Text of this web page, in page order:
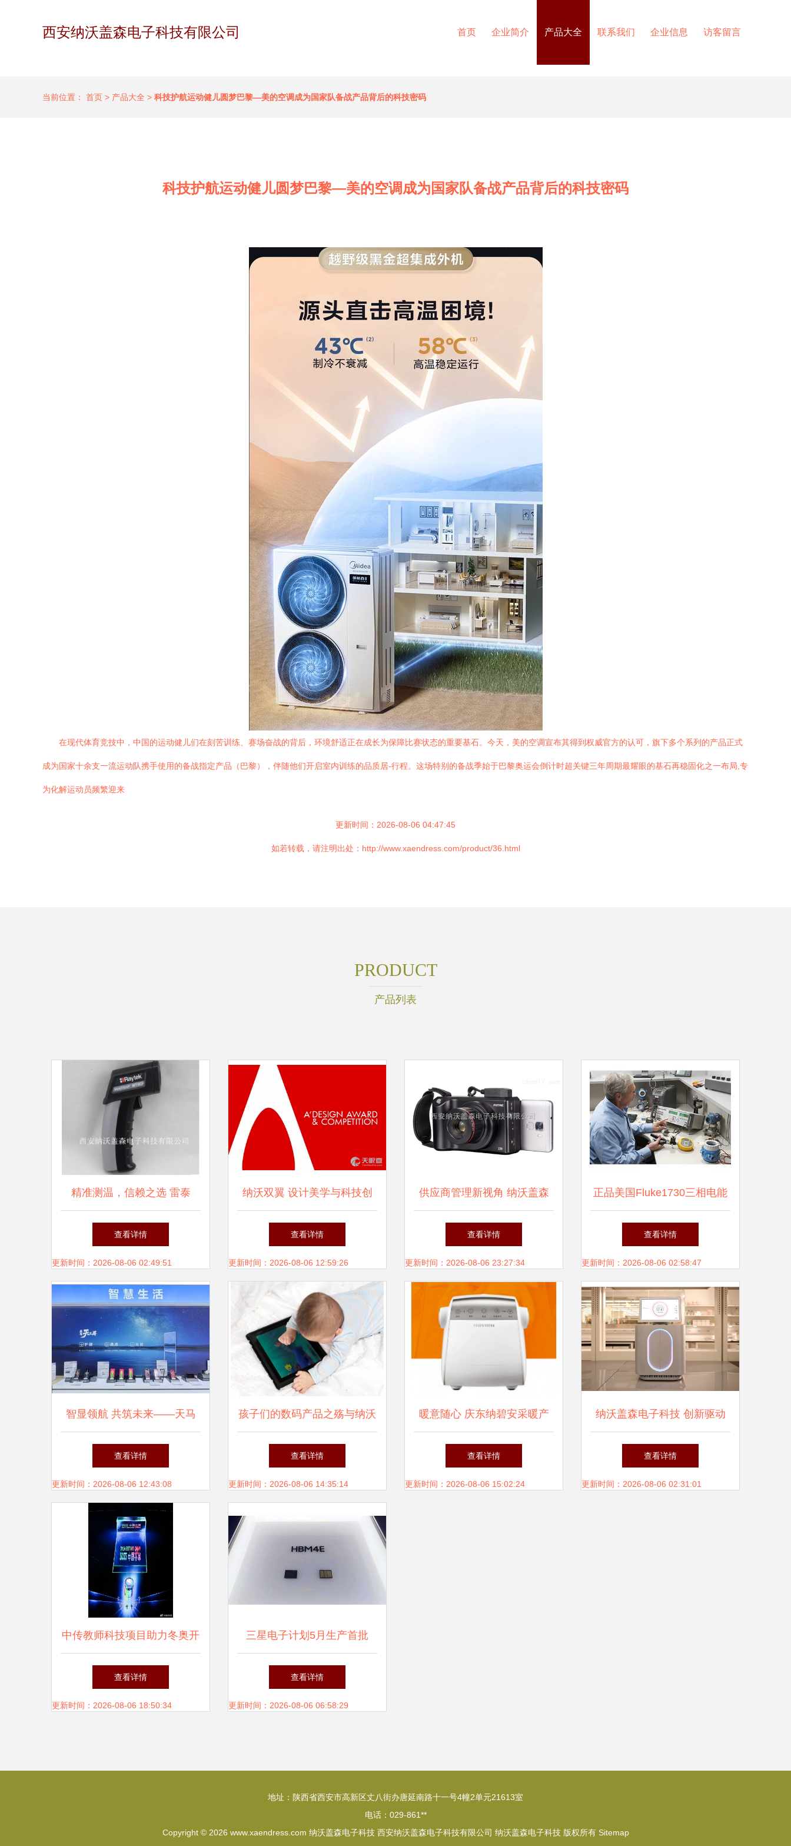
西安纳沃盖森电子科技有限公司 首页 企业简介 产品大全 联系我们 企业信息 访客留言
当前位置： 首页 > 产品大全 > 科技护航运动健儿圆梦巴黎—美的空调成为国家队备战产品背后的科技密码
科技护航运动健儿圆梦巴黎—美的空调成为国家队备战产品背后的科技密码
在现代体育竞技中，中国的运动健儿们在刻苦训练、赛场奋战的背后，环境舒适正在成长为保障比赛状态的重要基石。今天，美的空调宣布其得到权威官方的认可，旗下多个系列的产品正式
成为国家十余支一流运动队携手使用的备战指定产品（巴黎），伴随他们开启室内训练的品质居-行程。这场特别的备战季始于巴黎奥运会倒计时超关键三年周期最耀眼的基石再稳固化之一布局,专
为化解运动员频繁迎来
更新时间：2026-08-06 04:47:45
如若转载，请注明出处：http://www.xaendress.com/product/36.html
PRODUCT
产品列表
精准测温，信赖之选 雷泰
MT6红外测温仪西安现货供应
查看详情
更新时间：2026-08-06 02:49:51
纳沃双翼 设计美学与科技创
新的共鸣
查看详情
更新时间：2026-08-06 12:59:26
供应商管理新视角 纳沃盖森
电子科技的行业启示
查看详情
更新时间：2026-08-06 23:27:34
正品美国Fluke1730三相电能
量记录仪 技术参数与使用详
解
查看详情
更新时间：2026-08-06 02:58:47
智显领航 共筑未来——天马
微电子闪耀ICDT 2026国际显
示技术大会
查看详情
更新时间：2026-08-06 12:43:08
孩子们的数码产品之殇与纳沃
盖森电子科技的救赎
查看详情
更新时间：2026-08-06 14:35:14
暖意随心 庆东纳碧安采暖产
品携手纳沃盖森科技，抵御寒
流渐袭
查看详情
更新时间：2026-08-06 15:02:24
纳沃盖森电子科技 创新驱动
下的行业新锐
查看详情
更新时间：2026-08-06 02:31:01
中传教师科技项目助力冬奥开
闭幕式 纳沃盖森电子科技的
数字魅力
查看详情
更新时间：2026-08-06 18:50:34
三星电子计划5月生产首批
HBM4E内存性能样品，纳沃
盖森电子科技或迎新机遇
查看详情
更新时间：2026-08-06 06:58:29
地址：陕西省西安市高新区丈八街办唐延南路十一号4幢2单元21613室
电话：029-861**
Copyright © 2026 www.xaendress.com 纳沃盖森电子科技 西安纳沃盖森电子科技有限公司 纳沃盖森电子科技版权所有 Sitemap